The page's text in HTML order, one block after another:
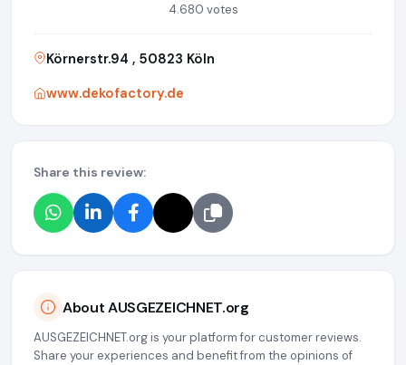
4.680 votes
Körnerstr.94 , 50823 Köln
www.dekofactory.de
Share this review:
About AUSGEZEICHNET.org
AUSGEZEICHNET.org is your platform for customer reviews.
Share your experiences and benefit from the opinions of